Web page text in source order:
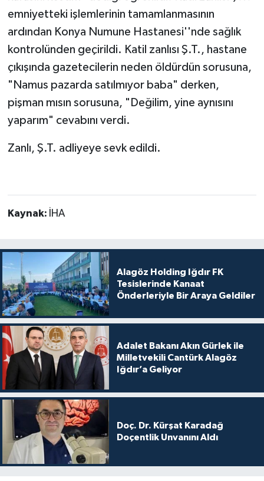
emniyetteki işlemlerinin tamamlanmasının
ardından Konya Numune Hastanesi''nde sağlık
kontrolünden geçirildi. Katil zanlısı Ş.T., hastane
çıkışında gazetecilerin neden öldürdün sorusuna,
"Namus pazarda satılmıyor baba" derken,
pişman mısın sorusuna, "Değilim, yine aynısını
yaparım" cevabını verdi.
Zanlı, Ş.T. adliyeye sevk edildi.
Kaynak: İHA
Alagöz Holding Iğdır FK
Tesislerinde Kanaat
Önderleriyle Bir Araya Geldiler
Adalet Bakanı Akın Gürlek ile
Milletvekili Cantürk Alagöz
Iğdır’a Geliyor
Doç. Dr. Kürşat Karadağ
Doçentlik Unvanını Aldı